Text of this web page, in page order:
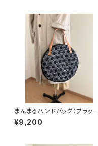
まんまるハンドバッグ（ブラック
ネイビーサークル）
¥9,200